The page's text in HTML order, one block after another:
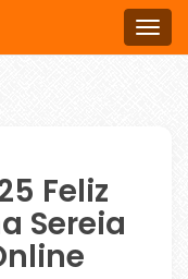
Menu
Feliz
Sereia